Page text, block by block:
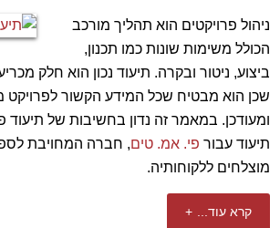
ניהול פרויקטים הוא תהליך מורכב
הכולל משימות שונות כמו תכנון,
ביצוע, ניטור ובקרה. תיעוד נכון הוא חלק
שכן הוא מבטיח שכל המידע הקשור לפרויקט
ומעודכן. במאמר זה נדון בחשיבות של תיעוד
תיעוד עבור פי. אמ. טים, חברה המחויבת
מוצלחים ללקוחותיה.
קרא עוד...